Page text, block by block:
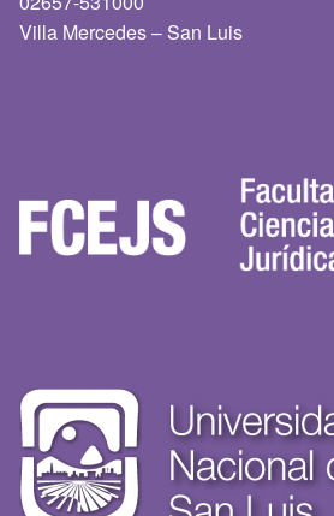
Villa Mercedes – San Luis